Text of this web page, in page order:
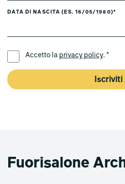
DATA DI NASCITA (ES. 16/05/1980)*
Accetto la privacy policy. *
Iscriviti
Fuorisalone